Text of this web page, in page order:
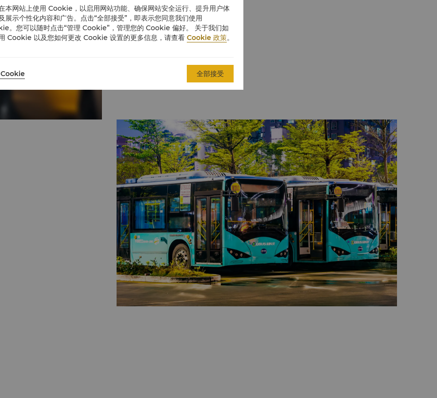
酒店大约350元-400元人民币。
本网站上使用 Cookie，以启用网站功能、确保网站安全运行、提升用户体
展示个性化内容和广告。点击“全部接受”，即表示您同意我们使用
。您可以随时点击“管理 Cookie”，管理您的 Cookie 偏好。 关于我们如
Cookie 以及您如何更改 Cookie 设置的更多信息，请查看 Cookie 政策。
Cookie 全部接受